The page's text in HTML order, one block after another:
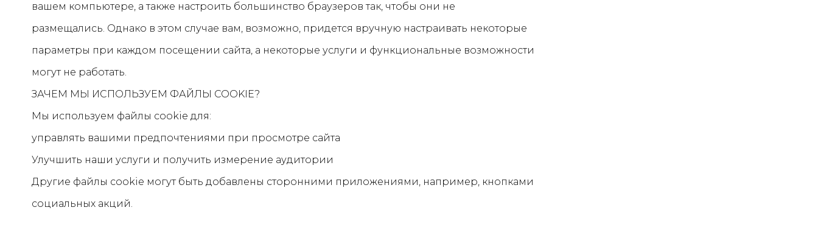
вашем компьютере, а также настроить большинство браузеров так, чтобы они не
размещались. Однако в этом случае вам, возможно, придется вручную настраивать некоторые
параметры при каждом посещении сайта, а некоторые услуги и функциональные возможности
могут не работать.
ЗАЧЕМ МЫ ИСПОЛЬЗУЕМ ФАЙЛЫ COOKIE?
Мы используем файлы cookie для:
управлять вашими предпочтениями при просмотре сайта
Улучшить наши услуги и получить измерение аудитории
Другие файлы cookie могут быть добавлены сторонними приложениями, например, кнопками
социальных акций.